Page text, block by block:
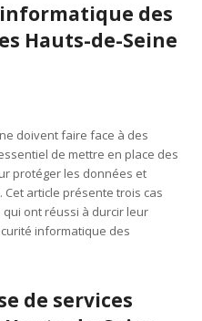
des
Hauts-de-Seine
doivent faire face à des
de mettre en place des
protéger les données et
article présente trois cas
qui ont réussi à durcir leur
informatique des
de services